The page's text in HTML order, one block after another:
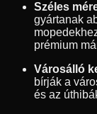
Széles
gyártanak
prémium
Városálló
bírják a
és az